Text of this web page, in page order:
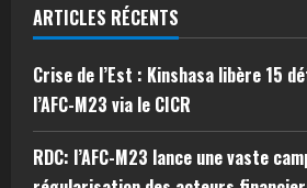
ARTICLES RÉCENTS
Crise de l’Est : Kinshasa libère 15
l’AFC-M23 via le CICR
RDC: l’AFC-M23 lance une vaste